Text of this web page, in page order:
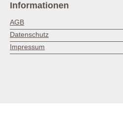
Informationen
AGB
Datenschutz
Impressum